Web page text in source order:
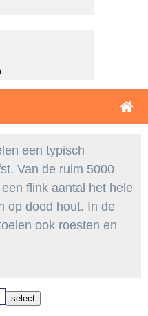
een typisch
Van de ruim 5000
flink aantal het hele
op dood hout. In de
ook roesten en
select